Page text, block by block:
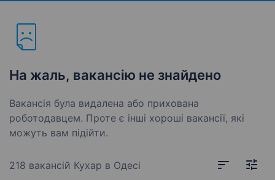
На жаль, вакансію не знайдено
Вакансія була видалена або прихована
роботодавцем. Проте є інші хороші вакансії, які
можуть вам підійти.
218 вакансій Кухар в Одесі